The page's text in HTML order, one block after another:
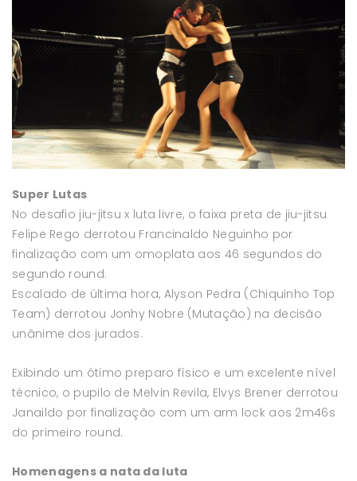
Super Lutas
No desafio jiu-jitsu x luta livre, o faixa preta de jiu-jitsu
Felipe Rego derrotou Francinaldo Neguinho por
finalização com um omoplata aos 46 segundos do
segundo round.
Escalado de última hora, Alyson Pedra (Chiquinho Top
Team) derrotou Jonhy Nobre (Mutação) na decisão
unânime dos jurados.
Exibindo um ótimo preparo físico e um excelente nível
técnico, o pupilo de Melvin Revila, Elvys Brener derrotou
Janaildo por finalização com um arm lock aos 2m46s
do primeiro round.
Homenagens a nata da luta